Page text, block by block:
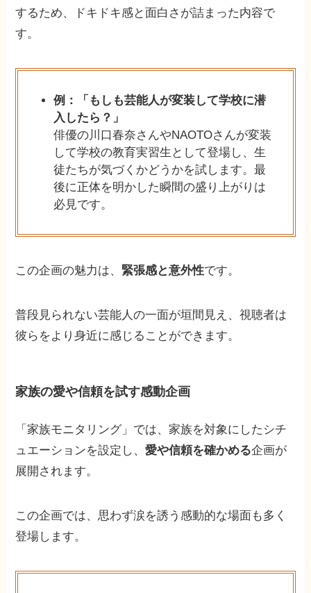
するため、ドキドキ感と面白さが詰まった内容で
す。
例：「もしも芸能人が変装して学校に潜
入したら？」
俳優の川口春奈さんやNAOTOさんが変装
して学校の教育実習生として登場し、生
徒たちが気づくかどうかを試します。最
後に正体を明かした瞬間の盛り上がりは
必見です。
この企画の魅力は、 緊張感と意外性です。
普段見られない芸能人の一面が垣間見え、視聴者は
彼らをより身近に感じることができます。
家族の愛や信頼を試す感動企画
「家族モニタリング」では、家族を対象にしたシチ
ュエーションを設定し、愛や信頼を確かめる企画が
展開されます。
この企画では、思わず涙を誘う感動的な場面も多く
登場します。